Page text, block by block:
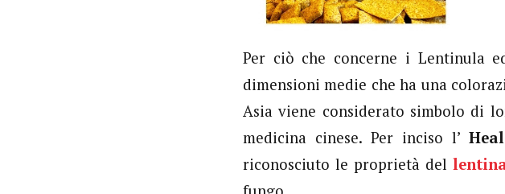
Per ciò che concerne i Lentinula
dimensioni medie che ha una
Asia viene considerato simbolo di
medicina cinese. Per inciso l’
riconosciuto le proprietà del